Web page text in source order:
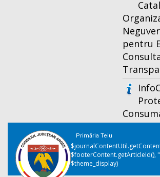
pentru
Primăria Teiu
$footerContent.getArticleId(),
$theme_display)